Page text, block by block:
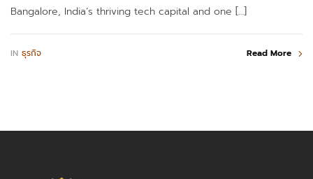
Bangalore, India’s thriving tech capital and one […]
IN ธุรกิจ Read More